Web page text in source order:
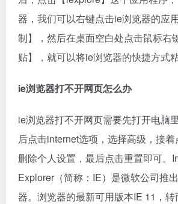
器，我们可以右键点击ie浏览器的应
制】，然后在桌面空白处点击鼠标右
贴】，就可以将ie浏览器的快捷方式
ie浏览器打不开网页怎么办
ie浏览器打不开网页需要先打开电脑
后点击internet选项，选择高级，接
删除个人设置，最后点击重置即可。
Explorer（简称：IE）是微软公司推
器。浏览器的最新可用版本IE 11，